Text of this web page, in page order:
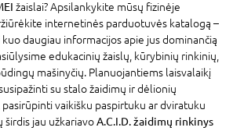
žaislai? Apsilankykite mūsų fizinėje
internetinės parduotuvės katalogą –
daugiau informacijos apie jus dominančią
edukacinių žaislų, kūrybinių rinkinių,
mašinyčių. Planuojantiems laisvalaikį
su stalo žaidimų ir dėlionių
pasirūpinti vaikišku paspirtuku ar dviratuku
širdis jau užkariavoA.C.I.D. žaidimų rinkinys